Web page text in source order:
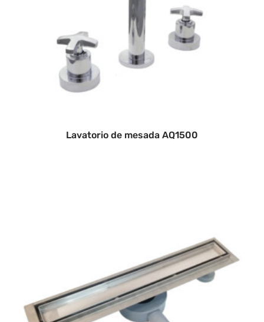
Lavatorio de mesada AQ1500